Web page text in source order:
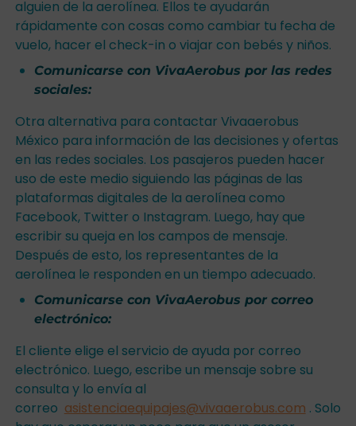
alguien de la aerolínea. Ellos te ayudarán
rápidamente con cosas como cambiar tu fecha de
vuelo, hacer el check-in o viajar con bebés y niños.
Comunicarse con VivaAerobus por las redes
sociales:
Otra alternativa para contactar Vivaaerobus
México para información de las decisiones y ofertas
en las redes sociales. Los pasajeros pueden hacer
uso de este medio siguiendo las páginas de las
plataformas digitales de la aerolínea como
Facebook, Twitter o Instagram. Luego, hay que
escribir su queja en los campos de mensaje.
Después de esto, los representantes de la
aerolínea le responden en un tiempo adecuado.
Comunicarse con VivaAerobus por correo
electrónico:
El cliente elige el servicio de ayuda por correo
electrónico. Luego, escribe un mensaje sobre su
consulta y lo envía al
correo asistenciaequipajes@vivaaerobus.com . Solo